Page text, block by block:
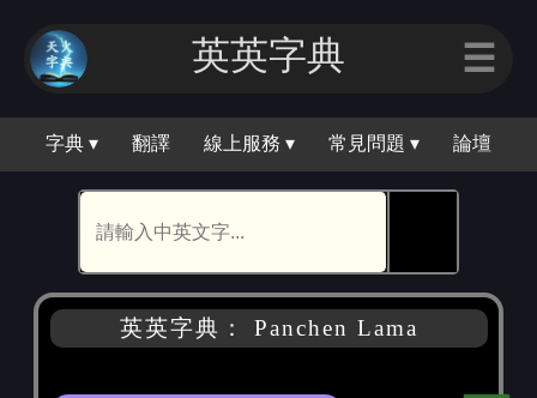
英英字典 ☰
字典 ▾ 翻譯 線上服務 ▾ 常見問題 ▾ 論壇
英英字典： Panchen Lama